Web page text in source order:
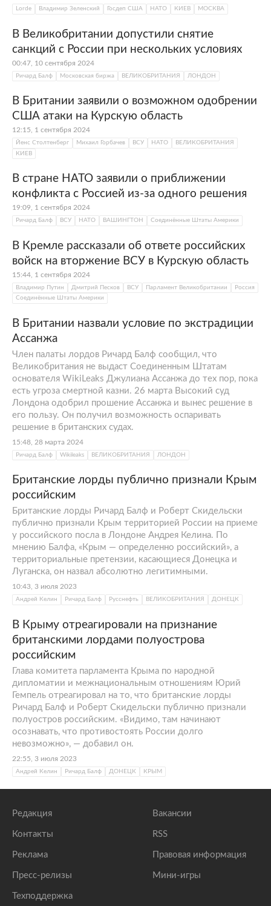
Lorde Владимир Зеленский Госдеп США НАТО КИЕВ МОСКВА
В Великобритании допустили снятие
санкций с России при нескольких условиях
00:47, 10 сентября 2024
Ричард Балф Московская биржа ВЕЛИКОБРИТАНИЯ ЛОНДОН
В Британии заявили о возможном одобрении
США атаки на Курскую область
12:15, 1 сентября 2024
Йенс Столтенберг Михаил Горбачев ВСУ НАТО
ВЕЛИКОБРИТАНИЯ
КИЕВ
В стране НАТО заявили о приближении
конфликта с Россией из-за одного решения
19:09, 1 сентября 2024
Ричард Балф ВСУ НАТО ВАШИНГТОН Соединённые Штаты Америки
В Кремле рассказали об ответе российских
войск на вторжение ВСУ в Курскую область
15:44, 1 сентября 2024
Владимир Путин Дмитрий Песков ВСУ Парламент Великобритании
Россия
Соединённые Штаты Америки
В Британии назвали условие по экстрадиции
Ассанжа
Член палаты лордов Ричард Балф сообщил, что
Великобритания не выдаст Соединенным Штатам
основателя WikiLeaks Джулиана Ассанжа до тех пор, пока
есть угроза смертной казни. 26 марта Высокий суд
Лондона одобрил прошение Ассанжа и вынес решение в
его пользу. Он получил возможность оспаривать
решение в британских судах.
15:48, 28 марта 2024
Ричард Балф Wikileaks ВЕЛИКОБРИТАНИЯ ЛОНДОН
Британские лорды публично признали Крым
российским
Британские лорды Ричард Балф и Роберт Скидельски
публично признали Крым территорией России на приеме
у российского посла в Лондоне Андрея Келина. По
мнению Балфа, «Крым — определенно российский», а
территориальные претензии, касающиеся Донецка и
Луганска, он назвал абсолютно легитимными.
10:43, 3 июля 2023
Андрей Келин Ричард Балф Русснефть ВЕЛИКОБРИТАНИЯ ДОНЕЦК
В Крыму отреагировали на признание
британскими лордами полуострова
российским
Глава комитета парламента Крыма по народной
дипломатии и межнациональным отношениям Юрий
Гемпель отреагировал на то, что британские лорды
Ричард Балф и Роберт Скидельски публично признали
полуостров российским. «Видимо, там начинают
осознавать, что противостоять России долго
невозможно», — добавил он.
22:55, 3 июля 2023
Андрей Келин Ричард Балф ДОНЕЦК КРЫМ
Редакция
Контакты
Реклама
Пресс-релизы
Техподдержка
Вакансии
RSS
Правовая информация
Мини-игры